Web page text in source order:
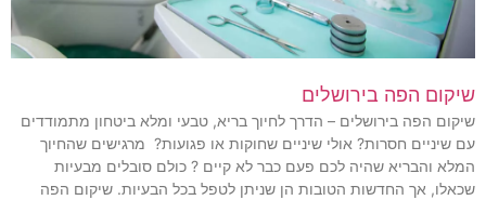
שיקום הפה בירושלים
שיקום הפה בירושלים – הדרך לחיוך בריא, טבעי ומלא ביטחון מתמודדים
עם שיניים חסרות? אולי שיניים שחוקות או פגועות? מרגישים שהחיוך
המלא והבריא שהיה לכם פעם כבר לא קיים ? כולם סובלים מבעיות
שכאלו, אך החדשות הטובות הן שניתן לטפל בכל הבעיות. שיקום הפה